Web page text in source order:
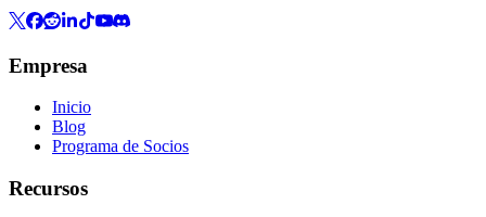
Empresa
Inicio
Blog
Programa de Socios
Recursos